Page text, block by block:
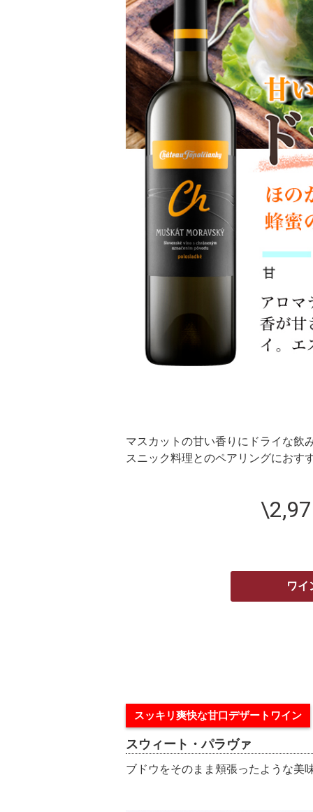
マスカットの甘い香りにドライな飲
スニック料理とのペアリングにおす
ワイ
スッキリ爽快な甘口デザートワイン
スウィート・パラヴァ
ブドウをそのまま頬張ったような美